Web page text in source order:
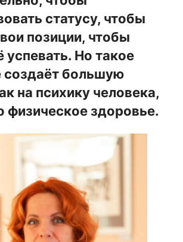
статусу, чтобы
позиции, чтобы
успевать. Но такое
создаёт большую
на психику человека,
физическое здоровье.